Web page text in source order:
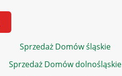
Sprzedaż Domów śląskie
Sprzedaż Domów dolnośląskie